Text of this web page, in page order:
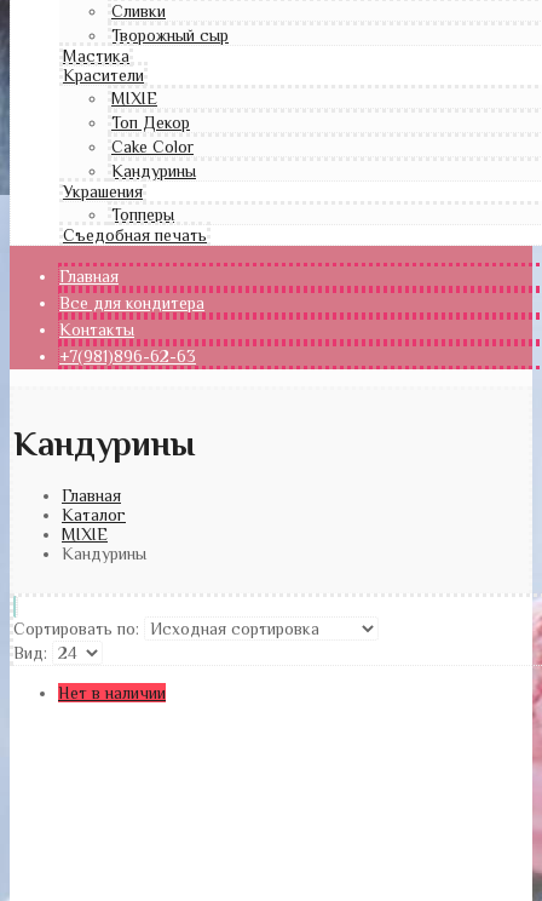
Сливки
Творожный сыр
Мастика
Красители
MIXIE
Топ Декор
Cake Color
Кандурины
Украшения
Топперы
Съедобная печать
Главная
Все для кондитера
Контакты
+7(981)896-62-63
Кандурины
Главная
Каталог
MIXIE
Кандурины
Сортировать по:
Вид:
Нет в наличии